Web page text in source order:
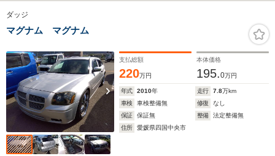
ダッジ
マグナム マグナム
支払総額
220万円
本体価格
195.0万円
年式 2010年 走行 7.8万km
車検
車検整備無 修復
なし
保証
保証無 整備
法定整備無
住所
愛媛県四国中央市